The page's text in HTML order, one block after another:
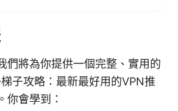
們將為你提供一個完整、實用的
子攻略：最新最好用的VPN推
你會學到：